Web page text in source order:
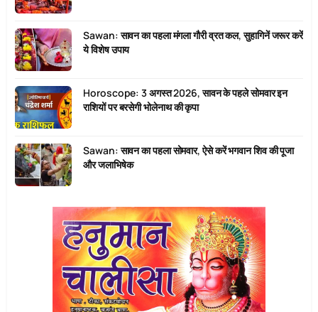
Sawan: सावन का पहला मंगला गौरी व्रत कल, सुहागिनें जरूर करें
ये विशेष उपाय
Horoscope: 3 अगस्त 2026, सावन के पहले सोमवार इन
राशियों पर बरसेगी भोलेनाथ की कृपा
Sawan: सावन का पहला सोमवार, ऐसे करें भगवान शिव की पूजा
और जलाभिषेक